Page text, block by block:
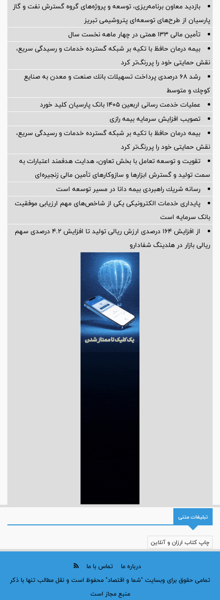
بازدید معاون برنامه‌ریزی، توسعه و پروژه‌های گروه گسترش نفت و گاز
پارسیان از طرح‌های توسعه‌ای پتروشیمی تبریز
تأمین مالی 133 همتی در چهار ماهه نخست سال
بیمه درمان حافظ با تکیه بر شبکه گسترده خدمات و رسیدگی سریع،
نقش حمایتی خود را پررنگ‌تر کرد
رشد ۶۸ درصدی پرداخت تسهیلات بانك صنعت و معدن به صنایع
كوچك و متوسط
عملیات خدمت رسانی اربعین 1405 بانک پارسیان کلید خورد
تصویب افزایش سرمایه بیمه رازی
بیمه درمان حافظ با تکیه بر شبکه گسترده خدمات و رسیدگی سریع،
نقش حمایتی خود را پررنگ‌تر کرد
تقویت و توسعه تعامل با بخش تعاون، هدایت هدفمند اعتبارات به
سمت تولید و گسترش ابزارها و سازوکارهای تأمین مالی زنجیره‌ای
رسانه شریك راهبردی بیمه دانا در مسیر توسعه است
پایداری خدمات الکترونیکی یکی از شاخص‌های مهم ارزیابی موفقیت
بانک سرمایه است
از افزایش 164 درصدی ارزش ریالی تولید تا افزایش 4.2 درصدی سهم
ریالی بازار در هلدینگ شفادارو
تبلیغات متنی
چاپ کتاب ارزان و آنلاین
درباره ما
تماس با ما
تمامی حقوق برای وبسایت "شما و اقتصاد" محفوظ است و نقل مطالب تنها با ذکر
منبع مجاز است